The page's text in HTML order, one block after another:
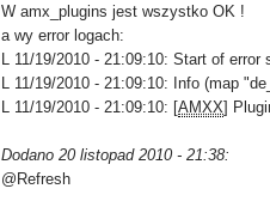
W amx_plugins jest wszystko OK !
a wy error logach:
L 11/19/2010 - 21:09:10: Start of error
L 11/19/2010 - 21:09:10: Info (map
L 11/19/2010 - 21:09:10: [AMXX]
Dodano 20 listopad 2010 - 21:38:
@Refresh